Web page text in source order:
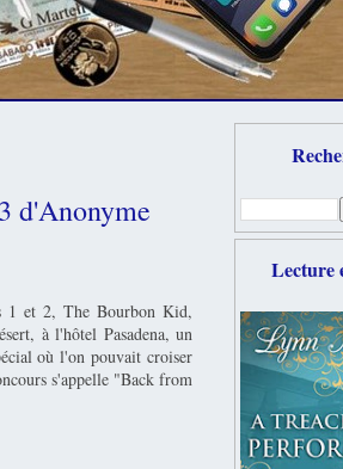
d'Anonyme
1 et 2, The Bourbon Kid,
à l'hôtel Pasadena, un
où l'on pouvait croiser
s'appelle "Back from
Lecture